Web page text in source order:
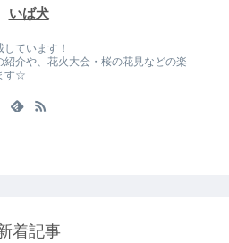
いば犬
ています！
介や、花火大会・桜の花見などの楽
す☆
着記事